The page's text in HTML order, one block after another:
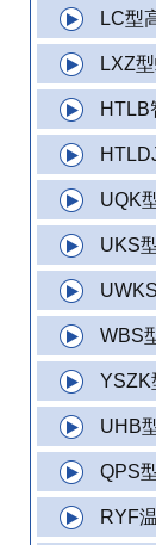
LC型
LXZ
HTLB
UQK
UKS
WBS
YSZK
UHB
QPS
RYF